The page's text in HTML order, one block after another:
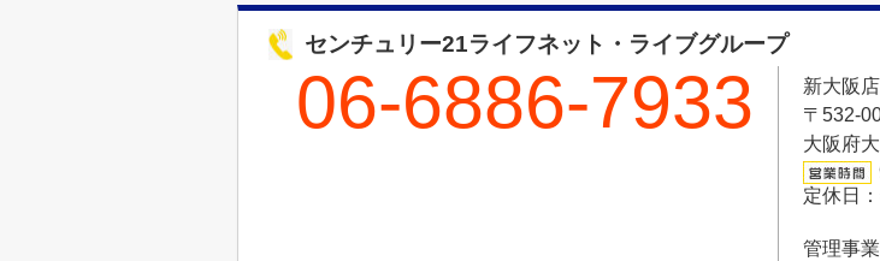
センチュリー21ライフネット・ライブグループ
06-6886-7933
新大阪店
〒532-
大阪府
定休日
管理事